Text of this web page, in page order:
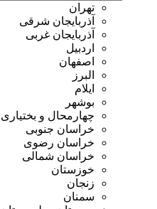
تهران
آذربایجان شرقی
آذربایجان غربی
اردبیل
اصفهان
البرز
ایلام
بوشهر
چهارمحال و بختیاری
خراسان جنوبی
خراسان رضوی
خراسان شمالی
خوزستان
زنجان
سمنان